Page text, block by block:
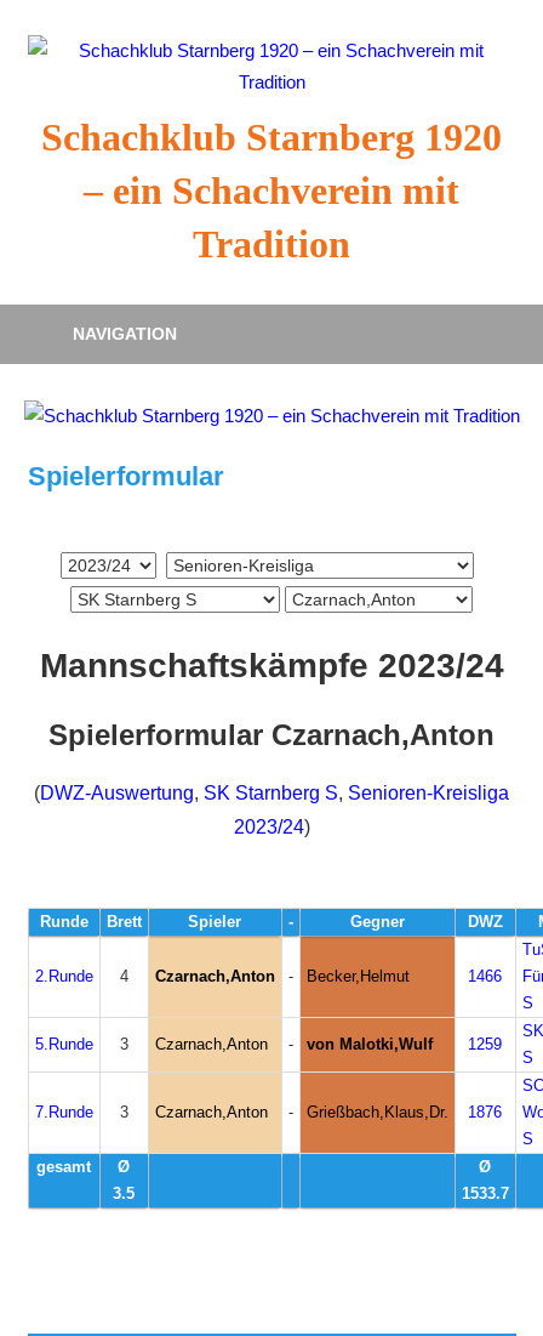
Inhalt
Schachklub Starnberg 1920
– ein Schachverein mit
Tradition
NAVIGATION
Spielerformular
Mannschaftskämpfe 2023/24
Spielerformular Czarnach,Anton
(DWZ-Auswertung, SK Starnberg S, Senioren-Kreisliga
2023/24)
Runde Brett Spieler - Gegner DWZ
2.Runde 4 Czarnach,Anton - Becker,Helmut 1466
S
5.Runde 3 Czarnach,Anton - von Malotki,Wulf 1259
S
7.Runde 3 Czarnach,Anton - Grießbach,Klaus,Dr. 1876
SC
S
gesamt
Ø
3.5
Ø
1533.7